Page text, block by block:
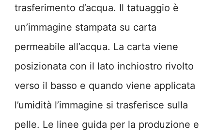
trasferimento d’acqua. Il tatuaggio è
un’immagine stampata su carta
permeabile all’acqua. La carta viene
posizionata con il lato inchiostro rivolto
verso il basso e quando viene applicata
l’umidità l’immagine si trasferisce sulla
pelle. Le linee guida per la produzione e